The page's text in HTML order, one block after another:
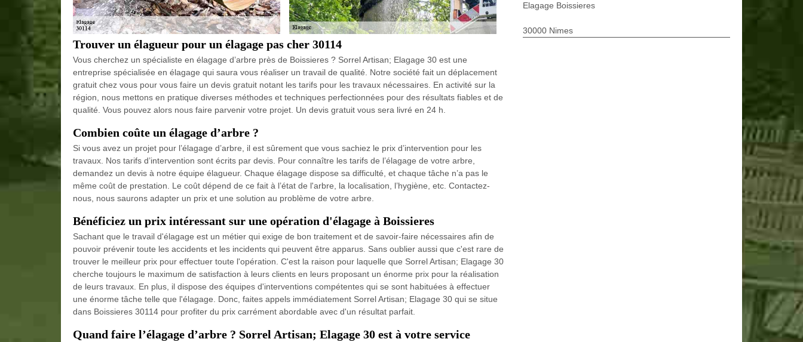
Trouver un élagueur pour un élagage pas cher 30114
Vous cherchez un spécialiste en élagage d’arbre près de Boissieres ? Sorrel Artisan; Elagage 30 est une
entreprise spécialisée en élagage qui saura vous réaliser un travail de qualité. Notre société fait un déplacement
gratuit chez vous pour vous faire un devis gratuit notant les tarifs pour les travaux nécessaires. En activité sur la
région, nous mettons en pratique diverses méthodes et techniques perfectionnées pour des résultats fiables et de
qualité. Vous pouvez alors nous faire parvenir votre projet. Un devis gratuit vous sera livré en 24 h.
Combien coûte un élagage d’arbre ?
Si vous avez un projet pour l’élagage d’arbre, il est sûrement que vous sachiez le prix d’intervention pour les
travaux. Nos tarifs d’intervention sont écrits par devis. Pour connaître les tarifs de l’élagage de votre arbre,
demandez un devis à notre équipe élagueur. Chaque élagage dispose sa difficulté, et chaque tâche n’a pas le
même coût de prestation. Le coût dépend de ce fait à l’état de l'arbre, la localisation, l’hygiène, etc. Contactez-
nous, nous saurons adapter un prix et une solution au problème de votre arbre.
Bénéficiez un prix intéressant sur une opération d'élagage à Boissieres
Sachant que le travail d'élagage est un métier qui exige de bon traitement et de savoir-faire nécessaires afin de
pouvoir prévenir toute les accidents et les incidents qui peuvent être apparus. Sans oublier aussi que c'est rare de
trouver le meilleur prix pour effectuer toute l'opération. C'est la raison pour laquelle que Sorrel Artisan; Elagage 30
cherche toujours le maximum de satisfaction à leurs clients en leurs proposant un énorme prix pour la réalisation
de leurs travaux. En plus, il dispose des équipes d'interventions compétentes qui se sont habituées à effectuer
une énorme tâche telle que l'élagage. Donc, faites appels immédiatement Sorrel Artisan; Elagage 30 qui se situe
dans Boissieres 30114 pour profiter du prix carrément abordable avec d'un résultat parfait.
Quand faire l’élagage d’arbre ? Sorrel Artisan; Elagage 30 est à votre service
Elagage Boissieres
30000 Nimes